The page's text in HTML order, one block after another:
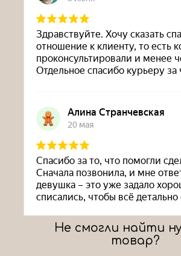
Не смогли найти
товар?